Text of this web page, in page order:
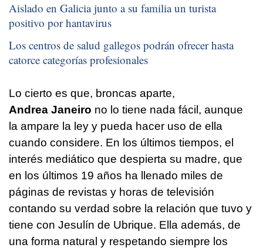
Aislado en Galicia junto a su familia un turista
positivo por hantavirus
Los centros de salud gallegos podrán ofrecer hasta
catorce categorías profesionales
Lo cierto es que, broncas aparte,
Andrea Janeiro no lo tiene nada fácil, aunque
la ampare la ley y pueda hacer uso de ella
cuando considere. En los últimos tiempos, el
interés mediático que despierta su madre, que
en los últimos 19 años ha llenado miles de
páginas de revistas y horas de televisión
contando su verdad sobre la relación que tuvo y
tiene con Jesulín de Ubrique. Ella además, de
una forma natural y respetando siempre los